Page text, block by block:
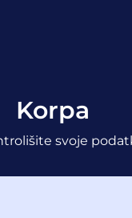
Korpa
svoje